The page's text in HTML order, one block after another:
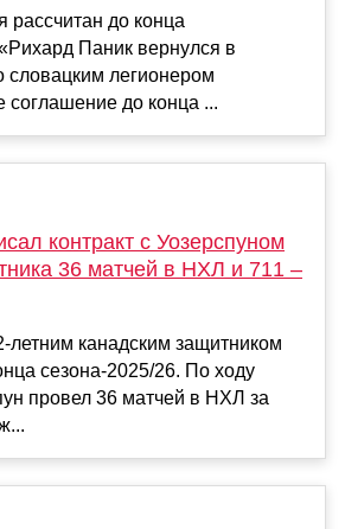
рассчитан до конца
Паник вернулся в
словацким легионером
соглашение до конца ...
контракт с Уозерспуном
36 матчей в НХЛ и 711 –
летним канадским защитником
сезона-2025/26. По ходу
провел 36 матчей в НХЛ за